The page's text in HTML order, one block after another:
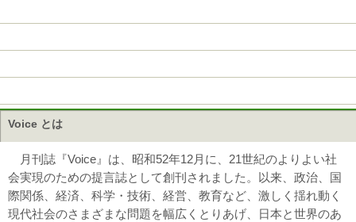
Voice とは
月刊誌『Voice』は、昭和52年12月に、21世紀のよりよい社
会実現のための提言誌として創刊されました。以来、政治、国
際関係、経済、科学・技術、経営、教育など、激しく揺れ動く
現代社会のさまざまな問題を幅広くとりあげ、日本と世界のあ